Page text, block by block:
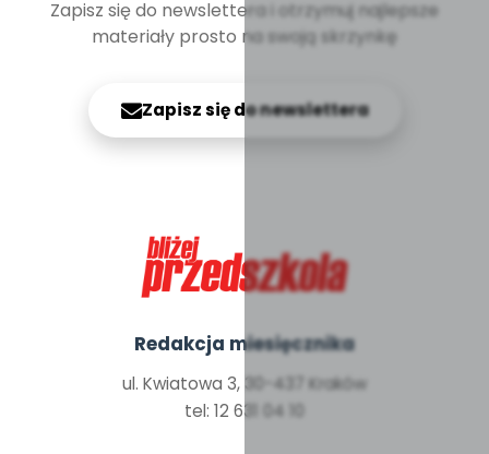
Zapisz się do newslettera i otrzymuj najlepsze
materiały prosto na swoją skrzynkę
Zapisz się do newslettera
Redakcja miesięcznika
ul. Kwiatowa 3, 30-437 Kraków
tel: 12 631 04 10